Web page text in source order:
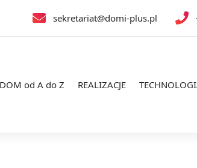
sekretariat@domi-plus.pl
od A do Z REALIZACJE